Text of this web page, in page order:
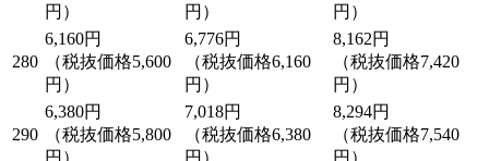
円）
円）
円）
280
6,160円
（税抜価格5,600
円）
6,776円
（税抜価格6,160
円）
8,162円
（税抜価格7,420
円）
290
6,380円
（税抜価格5,800
7,018円
（税抜価格6,380
8,294円
（税抜価格7,540